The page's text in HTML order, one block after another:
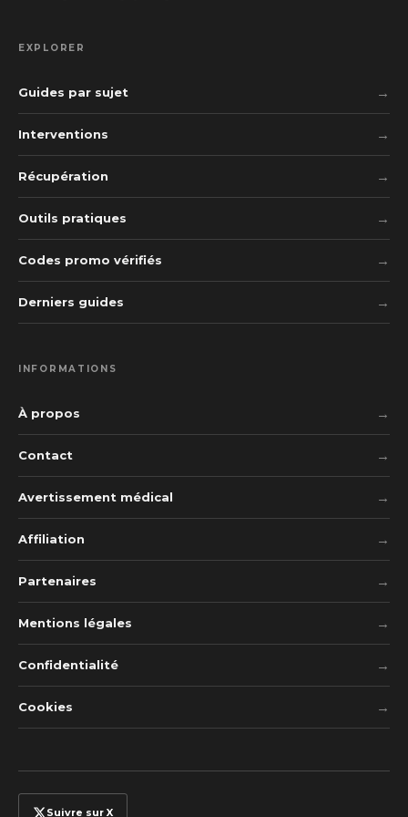
EXPLORER
Guides par sujet
Interventions
Récupération
Outils pratiques
Codes promo vérifiés
Derniers guides
INFORMATIONS
À propos
Contact
Avertissement médical
Affiliation
Partenaires
Mentions légales
Confidentialité
Cookies
Suivre sur X